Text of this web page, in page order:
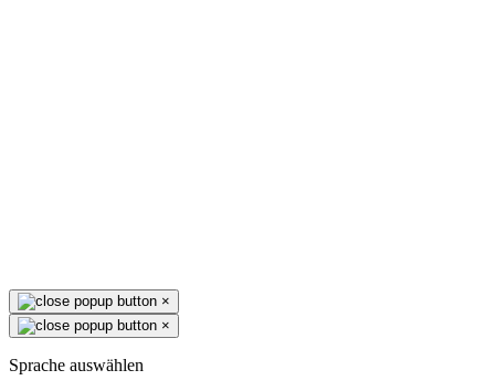
×
×
Sprache auswählen